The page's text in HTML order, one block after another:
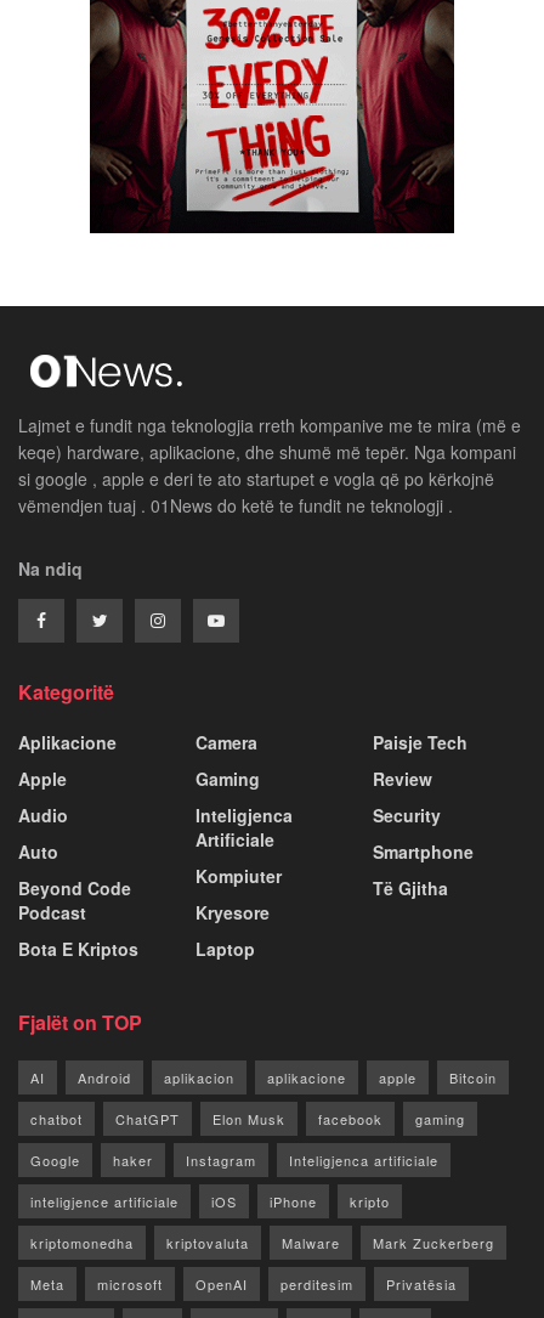
Lajmet e fundit nga teknologjia rreth kompanive me te mira (më e
keqe) hardware, aplikacione, dhe shumë më tepër. Nga kompani
si google , apple e deri te ato startupet e vogla që po kërkojnë
vëmendjen tuaj . 01News do ketë te fundit ne teknologji .
Na ndiq
Kategoritë
Aplikacione
Apple
Audio
Auto
Beyond Code
Podcast
Bota E Kriptos
Camera
Gaming
Inteligjenca
Artificiale
Kompiuter
Kryesore
Laptop
Paisje Tech
Review
Security
Smartphone
Të Gjitha
Fjalët on TOP
AI Android aplikacion aplikacione apple Bitcoin
chatbot ChatGPT Elon Musk facebook gaming
Google haker Instagram Inteligjenca artificiale
inteligjence artificiale iOS iPhone kripto
kriptomonedha kriptovaluta Malware Mark Zuckerberg
Meta microsoft OpenAI perditesim Privatësia